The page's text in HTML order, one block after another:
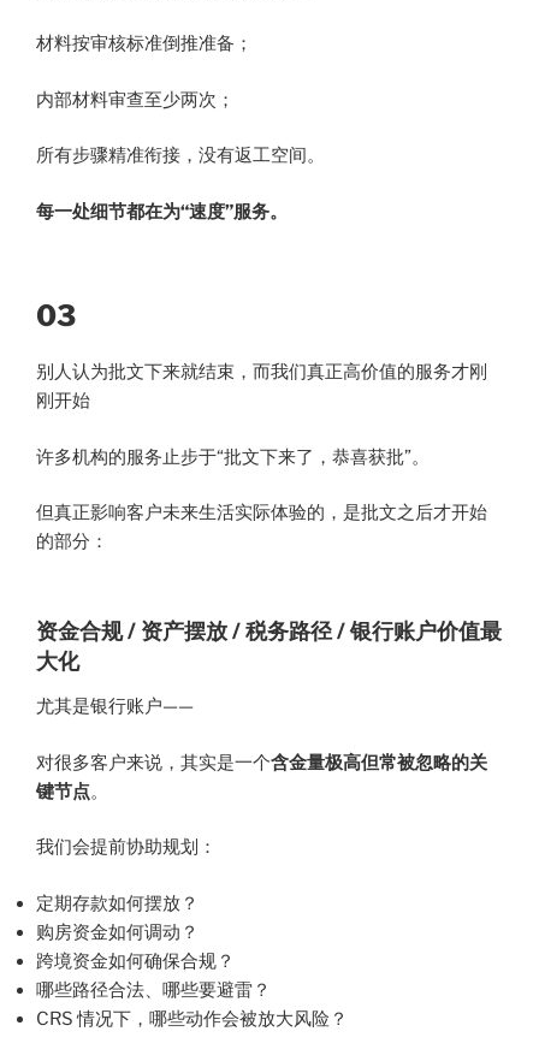
材料按审核标准倒推准备；
内部材料审查至少两次；
所有步骤精准衔接，没有返工空间。
每一处细节都在为“速度”服务。
03
别人认为批文下来就结束，而我们真正高价值的服务才刚
刚开始
许多机构的服务止步于“批文下来了，恭喜获批”。
但真正影响客户未来生活实际体验的，是批文之后才开始
的部分：
资金合规 / 资产摆放 / 税务路径 / 银行账户价值最
大化
尤其是银行账户——
对很多客户来说，其实是一个含金量极高但常被忽略的关
键节点。
我们会提前协助规划：
定期存款如何摆放？
购房资金如何调动？
跨境资金如何确保合规？
哪些路径合法、哪些要避雷？
CRS 情况下，哪些动作会被放大风险？